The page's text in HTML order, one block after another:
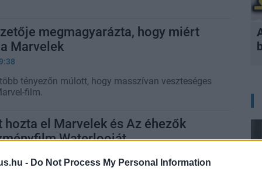
- Do Not Process My Personal Information
megmagyarázta, hogy miért
Marvelek
tényezőn múlott, hogy masszívan veszteséges
film.
hozta el Marvelek és Az éhezők
Waterlooját